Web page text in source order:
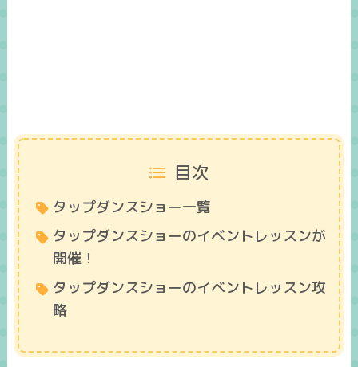
目次
タップダンスショー一覧
タップダンスショーのイベントレッスンが
開催！
タップダンスショーのイベントレッスン攻
略